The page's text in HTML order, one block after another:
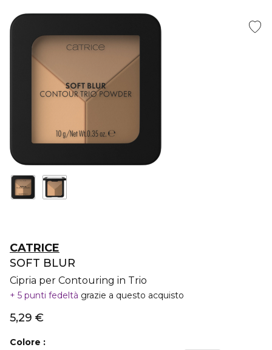
CATRICE
SOFT BLUR
Cipria per Contouring in Trio
5 punti fedeltà grazie a questo acquisto
5,29 €
Colore